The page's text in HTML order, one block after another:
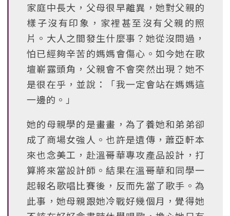
家庭中長大，父母很早離異，她對父親的
樣子沒有印象，家裡甚至沒有父親的照
片。大人之間發生什麼事？她從沒問過，
怕已經夠辛苦的媽媽會傷心。如今她在歌
壇嶄露頭角，父親會不會突然出現？她不
是很在乎，並說：「我一定會站在媽媽這
一邊的。」
她的母親學的是畫畫，為了養她和弟弟卻
成了商場女強人。也許是遺傳，蕭亞軒本
來也念美工，赴溫哥華專攻產品設計，打
算將來當設計師。結果在溫哥華和同學一
起報名歌唱比賽後，反而先當了歌手。為
此事，她母親跟她冷戰好幾個月，覺得她